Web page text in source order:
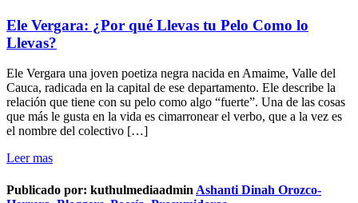
Ele Vergara: ¿Por qué Llevas tu Pelo Como lo
Llevas?
Ele Vergara una joven poetiza negra nacida en Amaime, Valle del
Cauca, radicada en la capital de ese departamento. Ele describe la
relación que tiene con su pelo como algo “fuerte”. Una de las cosas
que más le gusta en la vida es cimarronear el verbo, que a la vez es
el nombre del colectivo […]
Leer mas
Publicado por: kuthulmediaadmin Ashanti Dinah Orozco-